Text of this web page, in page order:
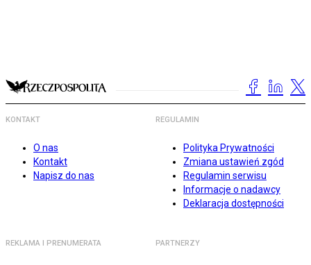
KONTAKT
O nas
Kontakt
Napisz do nas
REGULAMIN
Polityka Prywatności
Zmiana ustawień zgód
Regulamin serwisu
Informacje o nadawcy
Deklaracja dostępności
REKLAMA I PRENUMERATA PARTNERZY